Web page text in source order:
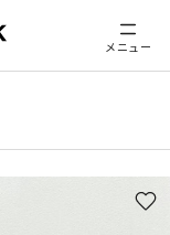
メニュー